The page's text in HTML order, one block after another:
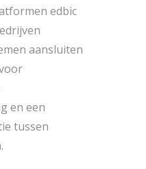
edbic
aansluiten
en een
tussen